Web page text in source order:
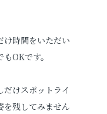
け時間をいただい
OKです。
けスポットライ
を残してみません